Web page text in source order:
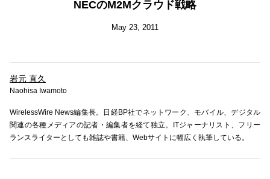
NECのM2Mクラウド戦略
May 23, 2011
岩元 直久
Naohisa Iwamoto
WirelessWire News編集長。日経BP社でネットワーク、モバイル、デジタル
関連の各種メディアの記者・編集者を経て独立。ITジャーナリスト、フリー
ランスライターとしても雑誌や書籍、Webサイトに幅広く執筆している。